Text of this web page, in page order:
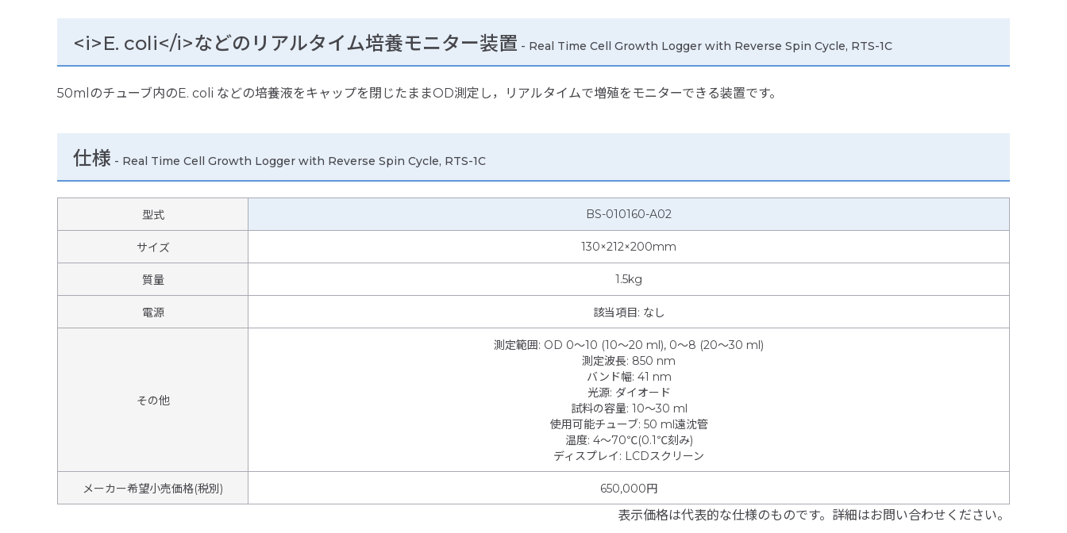
<i>E. coli</i>などのリアルタイム培養モニター装置 - Real Time Cell Growth Logger with Reverse Spin Cycle, RTS-1C
50mlのチューブ内のE. coli などの培養液をキャップを閉じたままOD測定し，リアルタイムで増殖をモニターできる装置です。
仕様 - Real Time Cell Growth Logger with Reverse Spin Cycle, RTS-1C
型式 BS-010160-A02
サイズ 130×212×200mm
質量 1.5kg
電源 該当項目: なし
その他
測定範囲: OD 0～10 (10～20 ml), 0～8 (20～30 ml)
測定波長: 850 nm
バンド幅: 41 nm
光源: ダイオード
試料の容量: 10～30 ml
使用可能チューブ: 50 ml遠沈管
温度: 4～70℃(0.1℃刻み)
ディスプレイ: LCDスクリーン
メーカー希望小売価格(税別) 650,000円
表示価格は代表的な仕様のものです。詳細はお問い合わせください。